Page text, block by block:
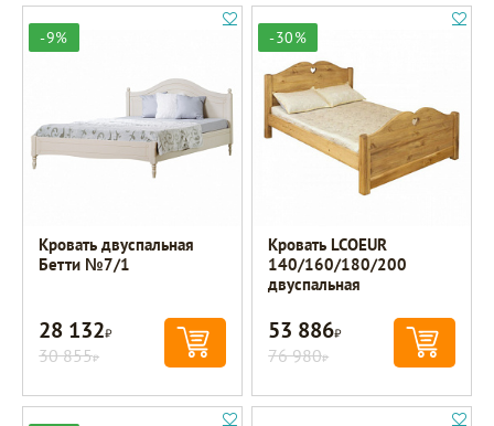
-9%
Кровать двуспальная
Бетти №7/1
28 132Р
30 855Р
-30%
Кровать LCOEUR
140/160/180/200
двуспальная
53 886Р
76 980Р